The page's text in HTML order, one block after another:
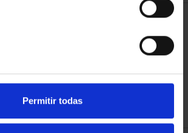
Permitir todas
REFINE